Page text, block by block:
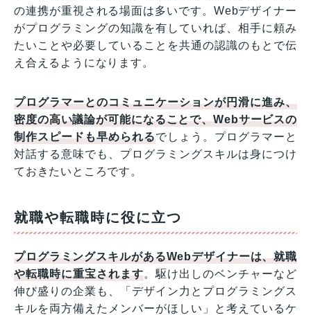
の連携が重視される場面は多いです。Webデザイナー
がプログラミングの知識を有していれば、相手に頼み
たいことや必要していることを共通の認識のもとで伝
え合えるようになります。
プログラマーとのコミュニケーションが円滑に進み、
密度の高い議論が可能になることで、Webサービスの
制作スピードも早められるでしょう。プログラマーと
対話する意味でも、プログラミングスキルは身につけ
ておきたいところです。
就職や転職時に役に立つ
プログラミングスキルがあるWebデザイナーは、就職
や転職時に重宝されます。駆け出しのベンチャーなど
伸び盛りの企業も、「デザイン力とプログラミングス
キルを両方備えたメンバーがほしい」と考えているケ